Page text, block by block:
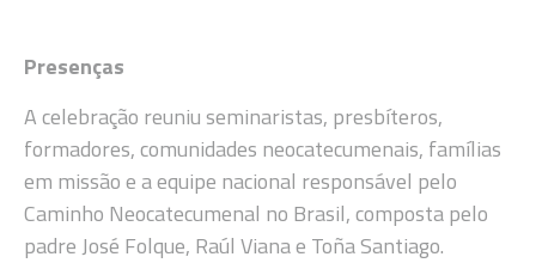
Presenças
A celebração reuniu seminaristas, presbíteros,
formadores, comunidades neocatecumenais, famílias
em missão e a equipe nacional responsável pelo
Caminho Neocatecumenal no Brasil, composta pelo
padre José Folque, Raúl Viana e Toña Santiago.